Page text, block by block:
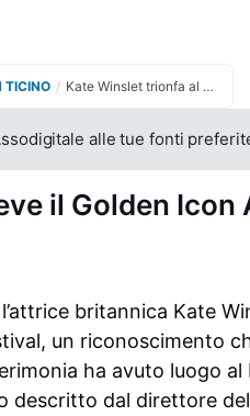
TICINO / Kate Winslet trionfa al Festival del Film di Zurigo con il Golden Icon Award
alle tue fonti
il Golden Icon
britannica Kate
un riconoscimento
ha avuto luogo
descritto dal direttore